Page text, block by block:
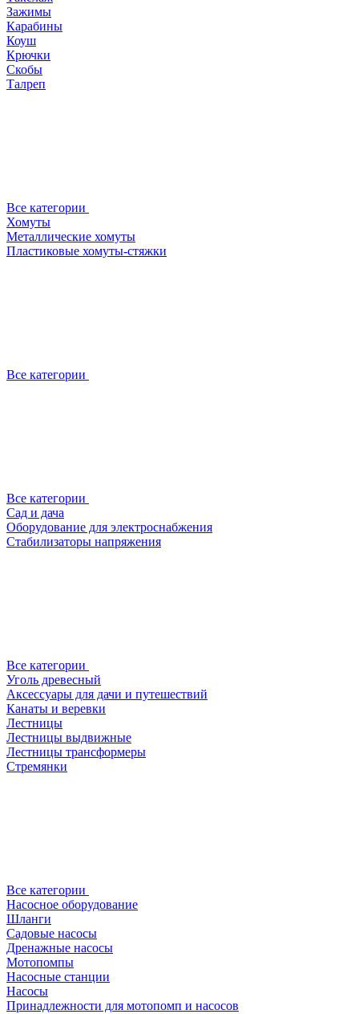
Зажимы
Карабины
Коуш
Крючки
Скобы
Талреп
Все категории
Хомуты
Металлические хомуты
Пластиковые хомуты-стяжки
Все категории
Все категории
Сад и дача
Оборудование для электроснабжения
Стабилизаторы напряжения
Все категории
Уголь древесный
Аксессуары для дачи и путешествий
Канаты и веревки
Лестницы
Лестницы выдвижные
Лестницы трансформеры
Стремянки
Все категории
Насосное оборудование
Шланги
Садовые насосы
Дренажные насосы
Мотопомпы
Насосные станции
Насосы
Принадлежности для мотопомп и насосов